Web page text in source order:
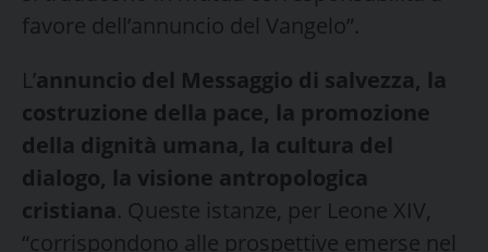
favore dell’annuncio del Vangelo”.
L’annuncio del Messaggio di salvezza, la
costruzione della pace, la promozione
della dignità umana, la cultura del
dialogo, la visione antropologica
cristiana. Queste istanze, per Leone XIV,
“corrispondono alle prospettive emerse nel